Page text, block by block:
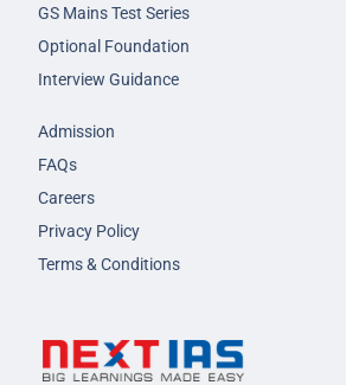
GS Mains Test Series
Optional Foundation
Interview Guidance
Admission
FAQs
Careers
Privacy Policy
Terms & Conditions